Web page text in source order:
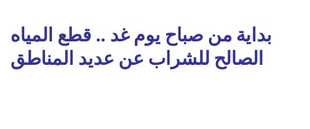
بداية من صباح يوم غد .. قطع المياه
الصالح للشراب عن عديد المناطق